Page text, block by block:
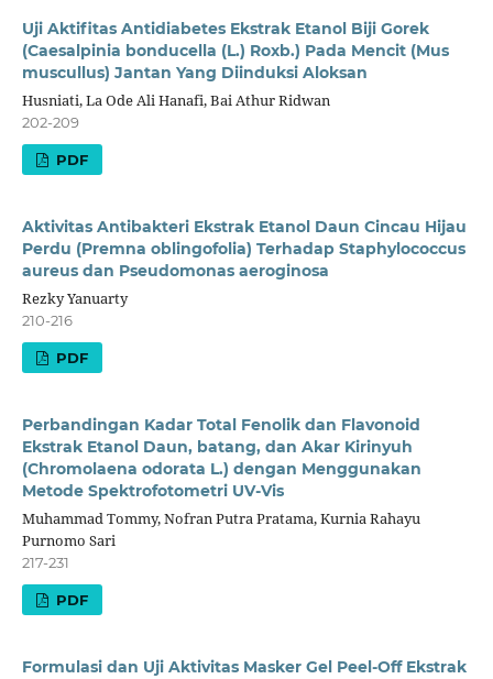
Uji Aktifitas Antidiabetes Ekstrak Etanol Biji Gorek
(Caesalpinia bonducella (L.) Roxb.) Pada Mencit (Mus
muscullus) Jantan Yang Diinduksi Aloksan
Husniati, La Ode Ali Hanafi, Bai Athur Ridwan
202-209
PDF
Aktivitas Antibakteri Ekstrak Etanol Daun Cincau Hijau
Perdu (Premna oblingofolia) Terhadap Staphylococcus
aureus dan Pseudomonas aeroginosa
Rezky Yanuarty
210-216
PDF
Perbandingan Kadar Total Fenolik dan Flavonoid
Ekstrak Etanol Daun, batang, dan Akar Kirinyuh
(Chromolaena odorata L.) dengan Menggunakan
Metode Spektrofotometri UV-Vis
Muhammad Tommy, Nofran Putra Pratama, Kurnia Rahayu
Purnomo Sari
217-231
PDF
Formulasi dan Uji Aktivitas Masker Gel Peel-Off Ekstrak